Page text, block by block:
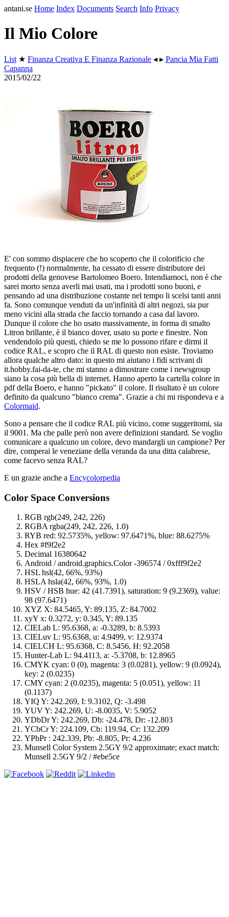
antani.se Home Index Documents Search Info Privacy
Il Mio Colore
List ★ Finanza Creativa E Finanza Razionale ◂ ▸ Pancia Mia Fatti
Capanna
2015/02/22
E' con sommo dispiacere che ho scoperto che il colorificio che
frequento (!) normalmente, ha cessato di essere distributore dei
prodotti della genovese Bartolomeo Boero. Intendiamoci, non è che
sarei morto senza averli mai usati, ma i prodotti sono buoni, e
pensando ad una distribuzione costante nel tempo li scelsi tanti anni
fa. Sono comunque venduti da un'infinità di altri negozi, sia pur
meno vicini alla strada che faccio tornando a casa dal lavoro.
Dunque il colore che ho usato massivamente, in forma di smalto
Litron brillante, è il bianco dover, usato su porte e finestre. Non
vendendolo più questi, chiedo se me lo possono rifare e dirmi il
codice RAL, e scopro che il RAL di questo non esiste. Troviamo
allora qualche altro dato: in questo mi aiutano i fidi scrivani di
it.hobby.fai-da-te, che mi stanno a dimostrare come i newsgroup
siano la cosa più bella di internet. Hanno aperto la cartella colore in
pdf della Boero, e hanno "pickato" il colore. Il risultato è un colore
definito da qualcuno "bianco crema". Grazie a chi mi rispondeva e a
Colormaid.
Sono a pensare che il codice RAL più vicino, come suggeritomi, sia
il 9001. Ma che palle però non avere definizioni standard. Se voglio
comunicare a qualcuno un colore, devo mandargli un campione? Per
dire, comperai le veneziane della veranda da una ditta calabrese,
come facevo senza RAL?
E un grazie anche a Encycolorpedia
Color Space Conversions
RGB rgb(249, 242, 226)
RGBA rgba(249, 242, 226, 1.0)
RYB red: 92.5735%, yellow: 97.6471%, blue: 88.6275%
Hex #f9f2e2
Decimal 16380642
Android / android.graphics.Color -396574 / 0xfff9f2e2
HSL hsl(42, 66%, 93%)
HSLA hsla(42, 66%, 93%, 1.0)
HSV / HSB hue: 42 (41.7391), saturation: 9 (9.2369), value:
98 (97.6471)
XYZ X: 84.5465, Y: 89.135, Z: 84.7002
xyY x: 0.3272, y: 0.345, Y: 89.135
CIELab L: 95.6368, a: -0.3289, b: 8.5393
CIELuv L: 95.6368, u: 4.9499, v: 12.9374
CIELCH L: 95.6368, C: 8.5456, H: 92.2058
Hunter-Lab L: 94.4113, a: -5.3708, b: 12.8965
CMYK cyan: 0 (0), magenta: 3 (0.0281), yellow: 9 (0.0924),
key: 2 (0.0235)
CMY cyan: 2 (0.0235), magenta: 5 (0.051), yellow: 11
(0.1137)
YIQ Y: 242.269, I: 9.3102, Q: -3.498
YUV Y: 242.269, U: -8.0035, V: 5.9052
YDbDr Y: 242.269, Db: -24.478, Dr: -12.803
YCbCr Y: 224.109, Cb: 119.94, Cr: 132.209
YPbPr : 242.339, Pb: -8.805, Pr: 4.236
Munsell Color System 2.5GY 9/2 approximate; exact match:
Munsell 2.5GY 9/2 / #ebe5ce